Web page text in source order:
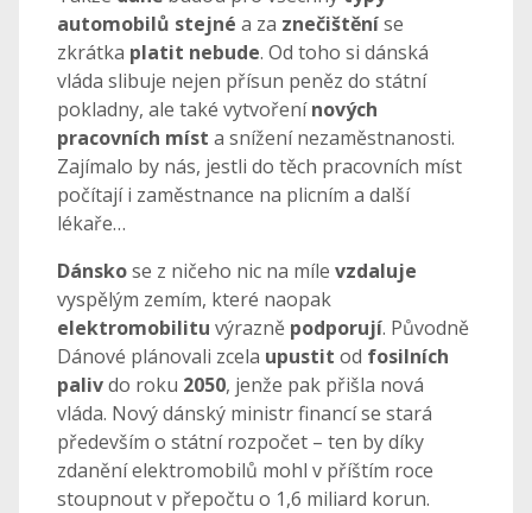
automobilů stejné a za znečištěníse
zkrátka platit nebude. Od toho si dánská
vláda slibuje nejen přísun peněz do státní
pokladny, ale také vytvořenínových
pracovních míst a snížení nezaměstnanosti.
Zajímalo by nás, jestli do těch pracovních míst
počítají i zaměstnance na plicním a další
lékaře…
Dánskose z ničeho nic na míle vzdaluje
vyspělým zemím, které naopak
elektromobilitu výrazně podporují. Původně
Dánové plánovali zcela upustit od fosilních
palivdo roku 2050, jenže pak přišla nová
vláda. Nový dánský ministr financí se stará
především o státní rozpočet – ten by díky
zdanění elektromobilů mohl v příštím roce
stoupnout v přepočtu o 1,6 miliard korun.